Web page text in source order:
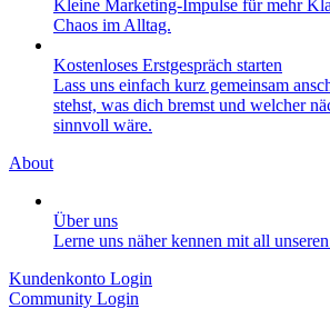
Kleine Marketing-Impulse für mehr
Chaos im Alltag.
Kostenloses Erstgespräch starten
Lass uns einfach kurz gemeinsam
stehst, was dich bremst und welcher
sinnvoll wäre.
About
Über uns
Lerne uns näher kennen mit all
Kundenkonto Login
Community Login